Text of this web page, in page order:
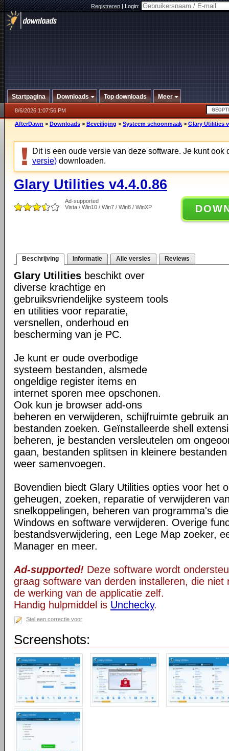
Registreren|Login:
Startpagina Downloads Top downloads Meer
8/6/2026 1:07:56 PM
AfterDawn > Downloads > Beveiliging > Systeem schoonmaak > Glary Utilities
Dit is een oude versie van deze software. Je kunt ook
versie) downloaden.
Glary Utilities v4.4.0.86
Ad-supported
Vista / Win10 / Win7 / Win8 / WinXP
Beschrijving Informatie Alle versies Reviews
Glary Utilities beschikt over
diverse krachtige en
gebruiksvriendelijke systeem tools
en utilities voor reparatie,
versnellen, onderhoud en
bescherming van je PC.
Je kunt er oude overbodige
systeem bestanden, alsmede
ongeldige register items en
internet sporen mee opschonen.
Ook kun je browser add-ons
beheren en verwijderen, schijfruimte gebruik
bestanden zoeken. Geïnstalleerde shell
beheren, je bestanden versleutelen om
gaan, bestanden splitsen in kleinere
weer samenvoegen.
Bovendien biedt Glary Utilities opties voor het
geheugen, zoeken, reparatie of verwijderen
snelkoppelingen, beheren van programma's
Windows en software verwijderen. Overige
bestandsverwijdering, een Lege Map zoeker,
Manager en meer.
Ad-supported! Deze software wordt
graag software van derden installeren, die niet
de werking van de applicatie zelf.
Handig hulpmiddel is Unchecky.
Stel een correctie voor
Screenshots: